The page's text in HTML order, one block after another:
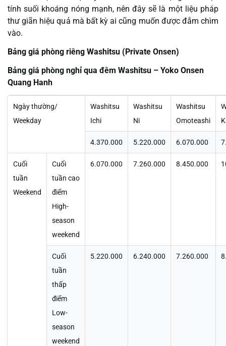
tính suối khoáng nóng mạnh, nên đây sẽ là một liệu pháp
thư giãn hiệu quả mà bất kỳ ai cũng muốn được đắm chìm
vào.
Bảng giá phòng riêng Washitsu (Private Onsen)
Bảng giá phòng nghỉ qua đêm Washitsu – Yoko Onsen
Quang Hanh
Ngày thường/
Weekday
Washitsu
Ichi
Washitsu
Ni
Washitsu
Omoteashi
4.370.000 5.220.000 6.070.000
Cuối
tuần
Weekend
Cuối
tuần cao
điểm
High-
season
weekend
6.070.000 7.260.000 8.450.000
Cuối
tuần
thấp
điểm
Low-
season
weekend
5.220.000 6.240.000 7.260.000